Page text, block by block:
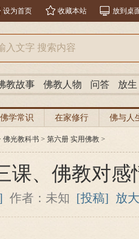
设为首页 收藏本站 放到桌
教故事 佛教人物 问答 放生
佛学常识 在家修行 佛与人
佛光教科书 > 第六册 实用佛教 >
课、佛教对感
作者：未知 [投稿] 放